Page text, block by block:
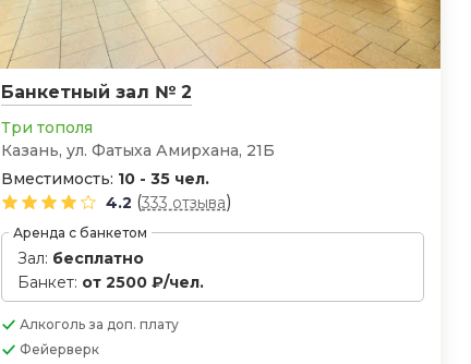
Банкетный зал № 2
Три тополя
Казань, ул. Фатыха Амирхана, 21Б
Вместимость: 10 - 35 чел.
4.2 (333 отзыва)
Аренда с банкетом
Зал: бесплатно
Банкет: от 2500 ₽/чел.
Алкогольза доп. плату
Фейерверк